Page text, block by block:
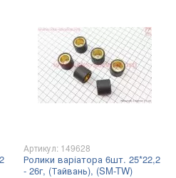
Артикул: 149628
Ролики варіатора 6шт. 25*22,2
- 26г, (Тайвань), (SM-TW)